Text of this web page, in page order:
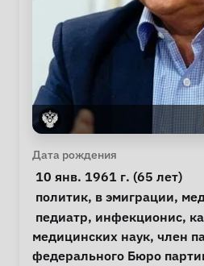
Личная
Дата рождения
10 янв. 1961 г. (65 лет)
Особые обстоятельства
политик, в эмиграции,
Примечания
медицинских наук, член
федерального Бюро